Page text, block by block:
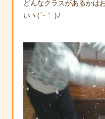
どんなクラスがあるかは
いヽ(´ｰ｀ )ﾉ